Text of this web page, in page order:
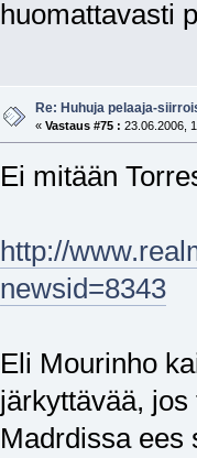
huomattavasti
Re: Huhuja pelaaja-
« Vastaus #75 : 23.06.2006,
Ei mitään
http://
newsid=8343
Eli Mourinho
järkyttävää,
Madrdissa